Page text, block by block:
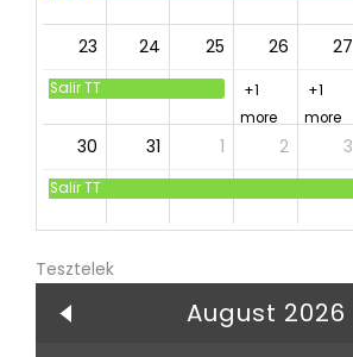
23 24 25 26 27
Salir TT
+1
more
+1
more
30 31 1 2 3
Salir TT
Tesztelek
August 2026